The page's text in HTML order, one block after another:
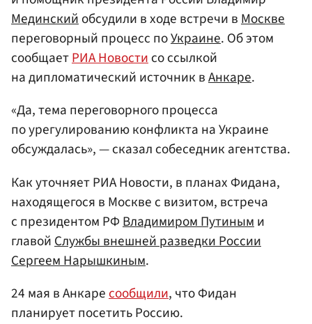
Мединскийобсудили в ходе встречи вМоскве
переговорный процесс поУкраине. Об этом
сообщаетРИА Новостисо ссылкой
на дипломатический источник вАнкаре.
«Да, тема переговорного процесса
по урегулированию конфликта на Украине
обсуждалась», — сказал собеседник агентства.
Как уточняет РИА Новости, в планах Фидана,
находящегося в Москве с визитом, встреча
с президентом РФВладимиром Путиным и
главой Службы внешней разведки России
Сергеем Нарышкиным.
24 мая в Анкаресообщили, что Фидан
планирует посетить Россию.